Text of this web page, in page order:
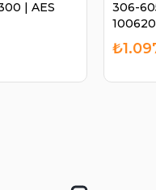
| AES
306-